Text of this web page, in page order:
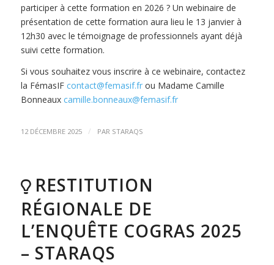
participer à cette formation en 2026 ? Un webinaire de
présentation de cette formation aura lieu le 13 janvier à
12h30 avec le témoignage de professionnels ayant déjà
suivi cette formation.
Si vous souhaitez vous inscrire à ce webinaire, contactez
la FémasIF contact@femasif.frou Madame Camille
Bonneaux camille.bonneaux@femasif.fr
12 DÉCEMBRE 2025 / PAR STARAQS
RESTITUTION
RÉGIONALE DE
L’ENQUÊTE COGRAS 2025
– STARAQS